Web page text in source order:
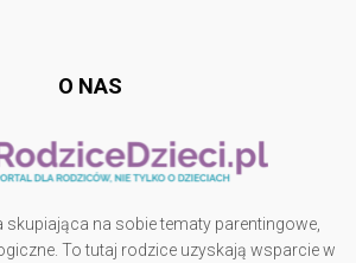
O NAS
skupiająca na sobie tematy parentingowe,
To tutaj rodzice uzyskają wsparcie w